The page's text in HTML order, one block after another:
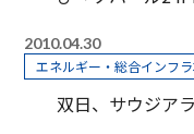
2010.04.30
エネルギー・総合インフ
双日、サウジア